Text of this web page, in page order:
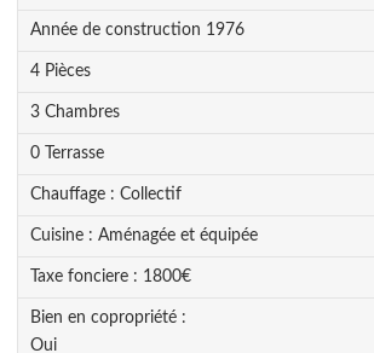
Année de construction 1976
4 Pièces
3 Chambres
0 Terrasse
Chauffage : Collectif
Cuisine : Aménagée et équipée
Taxe fonciere : 1800€
Bien en copropriété :
Oui